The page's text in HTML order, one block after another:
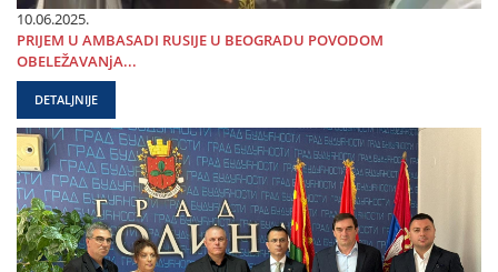
10.06.2025.
PRIЈEM U AMBASADI RUSIЈE U BEOGRADU POVODOM
OBELEŽAVANjA...
DETALJNIJE